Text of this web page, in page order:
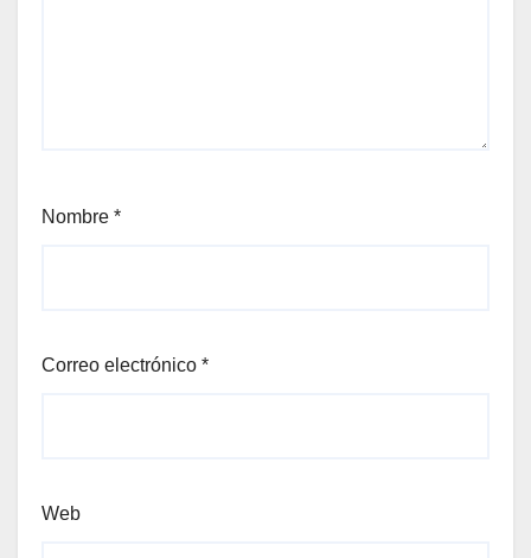
Nombre *
Correo electrónico *
Web